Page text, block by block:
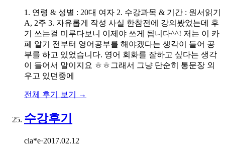
1. 연령 & 성별 : 20대 여자 2. 수강과목 & 기간 : 원서읽기
A, 2주 3. 자유롭게 작성 사실 한참전에 강의봤었는데 후
기 쓰는걸 미루다보니 이제야 쓰게 됩니다^^! 저는 이 카
페 알기 전부터 영어공부를 해야겠다는 생각이 들어 공
부를 하고 있었습니다. 영어 회화를 잘하고 싶다는 생각
이 들어서 말이지요 ㅎㅎ그래서 그냥 단순히 통문장 외
우고 있던중에
전체 후기 보기 →
수강후기
cla*e·2017.02.12